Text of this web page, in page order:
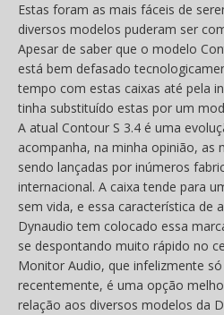
Estas foram as mais fáceis de
diversos modelos puderam ser
Apesar de saber que o modelo
está bem defasado
tempo com estas caixas até pela
tinha substituído estas por um
A atual Contour S 3.4 é uma
acompanha, na minha opinião, as
sendo lançadas por inúmeros
internacional. A caixa tende para
sem vida, e essa característica de
Dynaudio tem colocado essa
se despontando muito rápido no
Monitor Audio, que infelizmente
recentemente, é uma opção
relação aos diversos modelos da